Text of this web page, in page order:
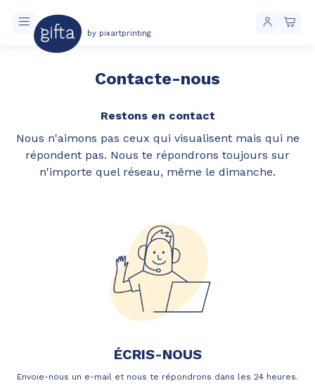
by pixartprinting
Contacte-nous
Restons en contact
Nous n'aimons pas ceux qui visualisent mais qui ne
répondent pas. Nous te répondrons toujours sur
n'importe quel réseau, même le dimanche.
ÉCRIS-NOUS
Envoie-nous un e-mail et nous te répondrons dans les 24 heures.